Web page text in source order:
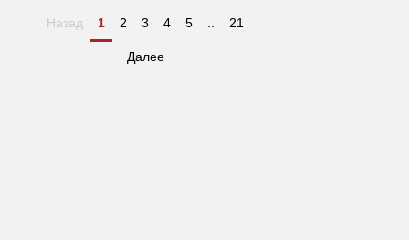
Назад 1 2 3 4 5 .. 21
Далее